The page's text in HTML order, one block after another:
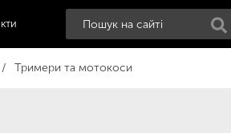
Тримери та мотокоси